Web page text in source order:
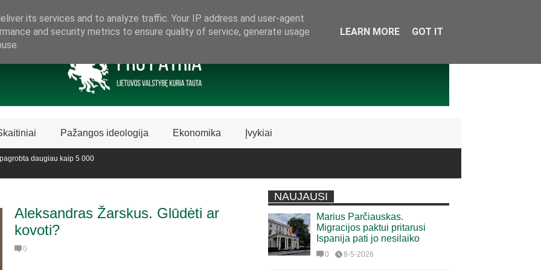
Pažangos ideologija Ekonomika Įvykiai
daugiau kaip 5 000
Aleksandras Žarskus. Glūdėti ar
kovoti?
0
NAUJAUSI
Marius Parčiauskas.
Migracijos paktui pritarusi
Ispanija pati jo nesilaiko
0 8-5-2026
its services and to analyze traffic. Your IP address and user-agent
and security metrics to ensure quality of service, generate usage
LEARN MORE GOT IT